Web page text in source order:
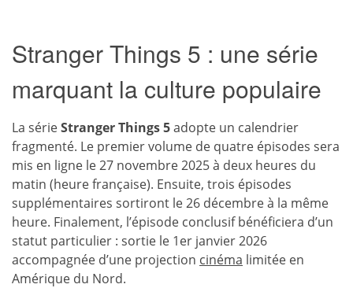
Stranger Things 5 : une série
marquant la culture populaire
La sérieStranger Things 5adopte un calendrier
fragmenté. Le premier volume de quatre épisodes sera
mis en ligne le 27 novembre 2025 à deux heures du
matin (heure française). Ensuite, trois épisodes
supplémentaires sortiront le 26 décembre à la même
heure. Finalement, l’épisode conclusif bénéficiera d’un
statut particulier : sortie le 1er janvier 2026
accompagnée d’une projection cinéma limitée en
Amérique du Nord.